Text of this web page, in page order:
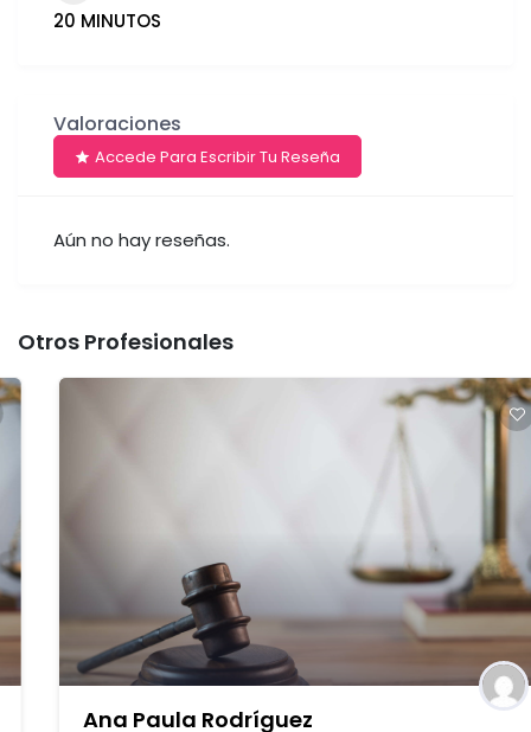
20 MINUTOS
Valoraciones
Accede Para Escribir Tu Reseña
Aún no hay reseñas.
Otros Profesionales
Ana Paula Rodríguez